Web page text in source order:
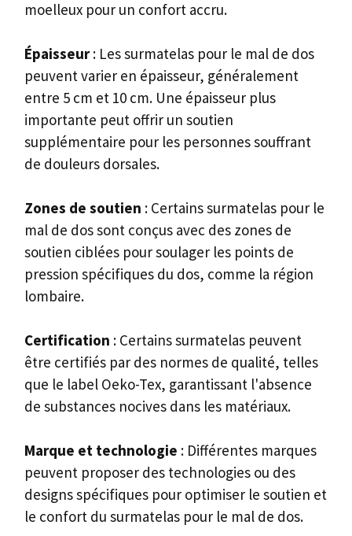
moelleux pour un confort accru.
Épaisseur: Les surmatelas pour le mal de dos
peuvent varier en épaisseur, généralement
entre 5 cm et 10 cm. Une épaisseur plus
importante peut offrir un soutien
supplémentaire pour les personnes souffrant
de douleurs dorsales.
Zones de soutien : Certains surmatelas pour le
mal de dos sont conçus avec des zones de
soutien ciblées pour soulager les points de
pression spécifiques du dos, comme la région
lombaire.
Certification : Certains surmatelas peuvent
être certifiés par des normes de qualité, telles
que le label Oeko-Tex, garantissant l'absence
de substances nocives dans les matériaux.
Marque et technologie : Différentes marques
peuvent proposer des technologies ou des
designs spécifiques pour optimiser le soutien et
le confort du surmatelas pour le mal de dos.